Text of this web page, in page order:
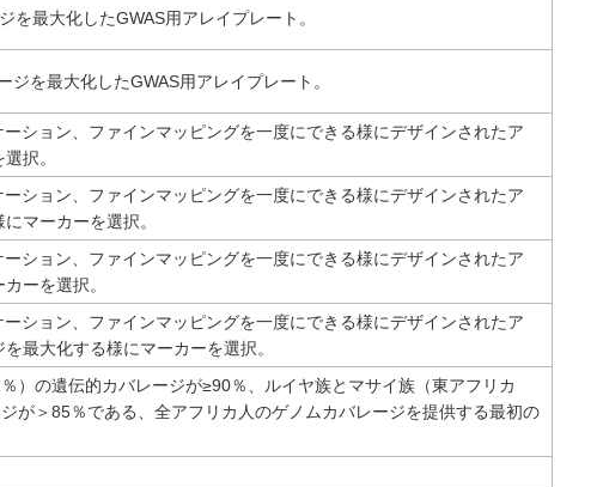
最大化したGWAS用アレイプレート。
を最大化したGWAS用アレイプレート。
ション、ファインマッピングを一度にできる様にデザインされたア
択。
ション、ファインマッピングを一度にできる様にデザインされたア
マーカーを選択。
ション、ファインマッピングを一度にできる様にデザインされたア
ーを選択。
ション、ファインマッピングを一度にできる様にデザインされたア
最大化する様にマーカーを選択。
）の遺伝的カバレージが≥90％、ルイヤ族とマサイ族（東アフリカ
が＞85％である、全アフリカ人のゲノムカバレージを提供する最初の